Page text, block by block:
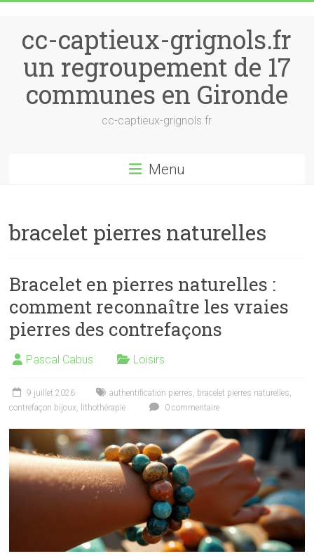
cc-captieux-grignols.fr
un regroupement de 17
communes en Gironde
cc-captieux-grignols.fr
Menu
bracelet pierres naturelles
Bracelet en pierres naturelles :
comment reconnaître les vraies
pierres des contrefaçons
Pascal Cabus Loisirs
9 juillet 2026 authentification pierres, bracelet pierres naturelles,
contrefaçon bijoux, lithothérapie 0 commentaire